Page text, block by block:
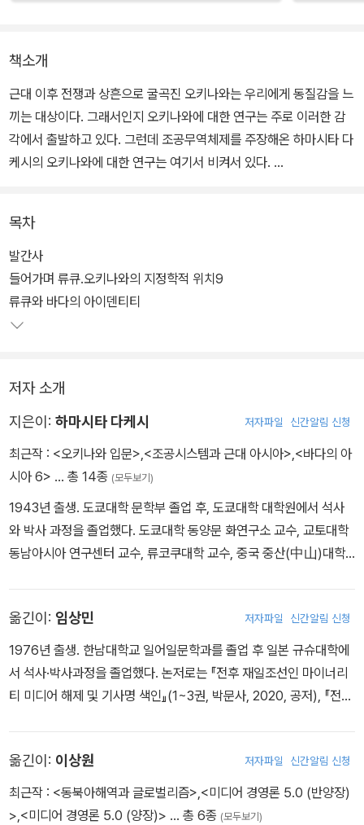
책소개
근대 이후 전쟁과 상흔으로 굴곡진 오키나와는 우리에게 동질감을 느
끼는 대상이다. 그래서인지 오키나와에 대한 연구는 주로 이러한 감
각에서 출발하고 있다. 그런데 조공무역체제를 주장해온 하마시타 다
케시의 오키나와에 대한 연구는 여기서 비켜서 있다.
틀을 기존의 국민국가 및 육역을 중심으로 형성된 주변으로서의 오키
나와가 아니라, 류큐왕국 당시의 중국 및 동아시아의 지역과 해역을
둘러싸고 형성된 광역 질서와 그 다이너미즘을 중심으로 사유하는
‘방법론적 귀화’를 시도하고 있다.
목차
발간사
들어가며 류큐․오키나와의 지정학적 위치9
류큐와 바다의 아이덴티티
저자 소개
지은이: 하마시타 다케시 저자파일 신간알림 신청
최근작 : <오키나와 입문>,<조공시스템과 근대 아시아>,<바다의 아
시아 6> … 총 14종 (모두보기)
1943년 출생. 도쿄대학 문학부 졸업 후, 도쿄대학 대학원에서 석사
와 박사 과정을 졸업했다. 도쿄대학 동양문 화연구소 교수, 교토대학
동남아시아 연구센터 교수, 류코쿠대학 교수, 중국 중산(中山)대학
서울대학교 등에서도 강의하였다. 중국사회경제사학계의 세계적 학
자로, 연구 분야는 중국 사회경제사, 동아시아경제사, 동아시아 화교
사, 오키나와 역사를 아우른다. 대표작으로 본서 외에 『조공시스템과
근대 아시아』, 『홍콩－아시아의 네트워크 도시』, 『화교·화인과 중화
옮긴이: 임상민 저자파일 신간알림 신청
1976년 출생. 한남대학교 일어일문학과를 졸업 후 일본 규슈대학에
서 석사·박사과정을 졸업했다. 논저로는 『전후 재일조선인 마이너리
티 미디어 해제 및 기사명 색인』(1~3권, 박문사, 2020, 공저), 『전후
선 ‘지역판’ 연구』(일본근대학연구, 2016) 등이 있다. 현재 동의대학
교 일본어학과 조교수로 재직중이다.
옮긴이: 이상원 저자파일 신간알림 신청
최근작 : <동북아해역과 글로벌리즘>,<미디어 경영론 5.0 (반양장)
>,<미디어 경영론 5.0 (양장)> … 총 6종 (모두보기)